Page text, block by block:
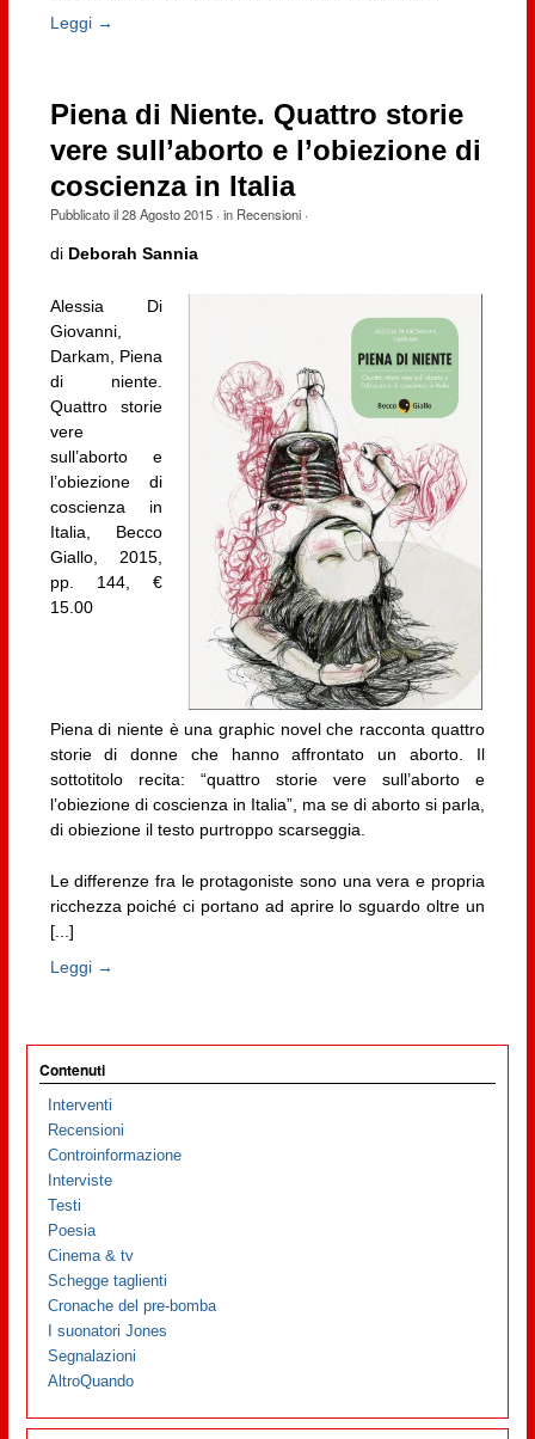
Leggi →
Piena di Niente. Quattro storie
vere sull’aborto e l’obiezione di
coscienza in Italia
Pubblicato il28 Agosto 2015· in Recensioni·
diDeborah Sannia
Alessia Di
Giovanni,
Darkam, Piena
di niente.
Quattro storie
vere
sull’aborto e
l’obiezione di
coscienza in
Italia, Becco
Giallo, 2015,
pp. 144, €
15.00
Piena di niente è una graphic novel che racconta quattro
storie di donne che hanno affrontato un aborto. Il
sottotitolo recita: “quattro storie vere sull’aborto e
l’obiezione di coscienza in Italia”, ma se di aborto si parla,
di obiezione il testo purtroppo scarseggia.
Le differenze fra le protagoniste sono una vera e propria
ricchezza poiché ci portano ad aprire lo sguardo oltre un
[...]
Leggi →
Contenuti
Interventi
Recensioni
Controinformazione
Interviste
Testi
Poesia
Cinema & tv
Schegge taglienti
Cronache del pre-bomba
I suonatori Jones
Segnalazioni
AltroQuando